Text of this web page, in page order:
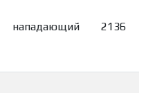
нападающий 2136